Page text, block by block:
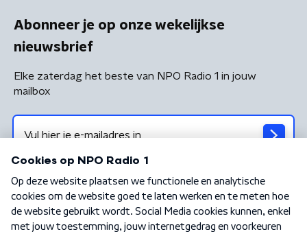
Abonneer je op onze wekelijkse
nieuwsbrief
Elke zaterdag het beste van NPO Radio 1 in jouw
mailbox
Algemene voorwaarden